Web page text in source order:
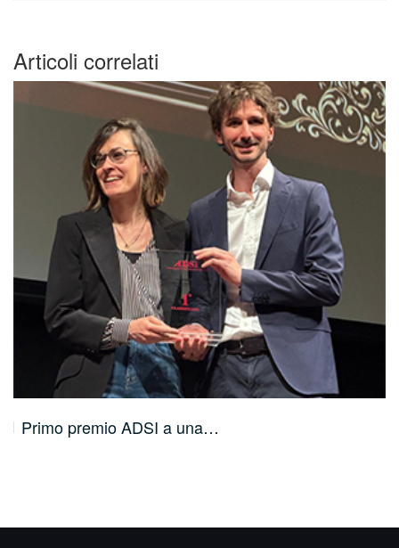
Articoli correlati
Primo premio ADSI a una…